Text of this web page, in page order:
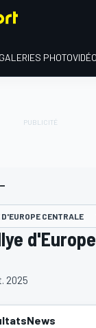
GALERIES PHOTO
CENTRALE
d'Europe
2025
News